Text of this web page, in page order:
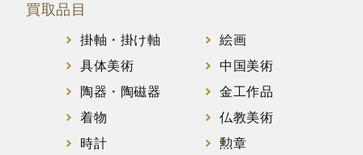
買取品目
掛軸・掛け軸
絵画
具体美術
中国美術
陶器・陶磁器
金工作品
着物
仏教美術
時計
勲章